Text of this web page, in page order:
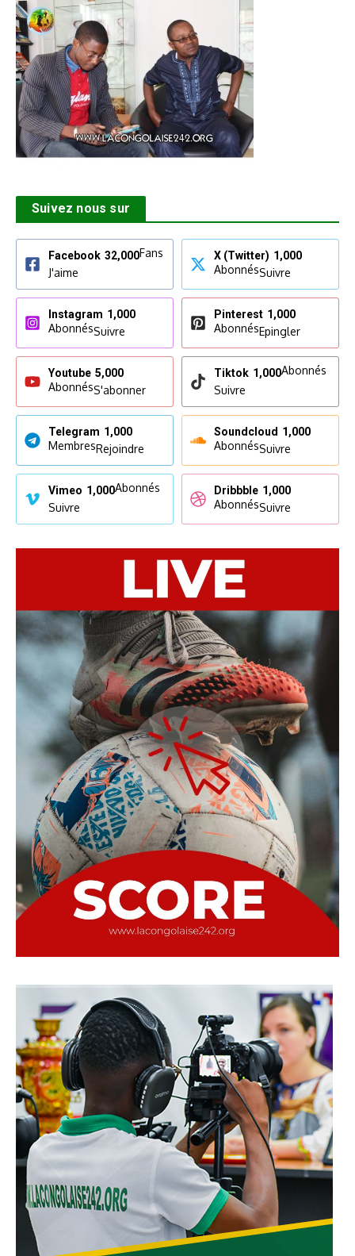
Suivez nous sur
Facebook 32,000Fans
J'aime
X (Twitter) 1,000
AbonnésSuivre
Instagram 1,000
AbonnésSuivre
Pinterest 1,000
AbonnésEpingler
Youtube 5,000
AbonnésS'abonner
Tiktok 1,000Abonnés
Suivre
Telegram 1,000
MembresRejoindre
Soundcloud 1,000
AbonnésSuivre
Vimeo 1,000Abonnés
Suivre
Dribbble 1,000
AbonnésSuivre